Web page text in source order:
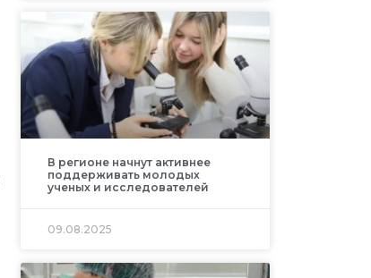
В регионе начнут активнее
поддерживать молодых
ученых и исследователей
09.08.2025